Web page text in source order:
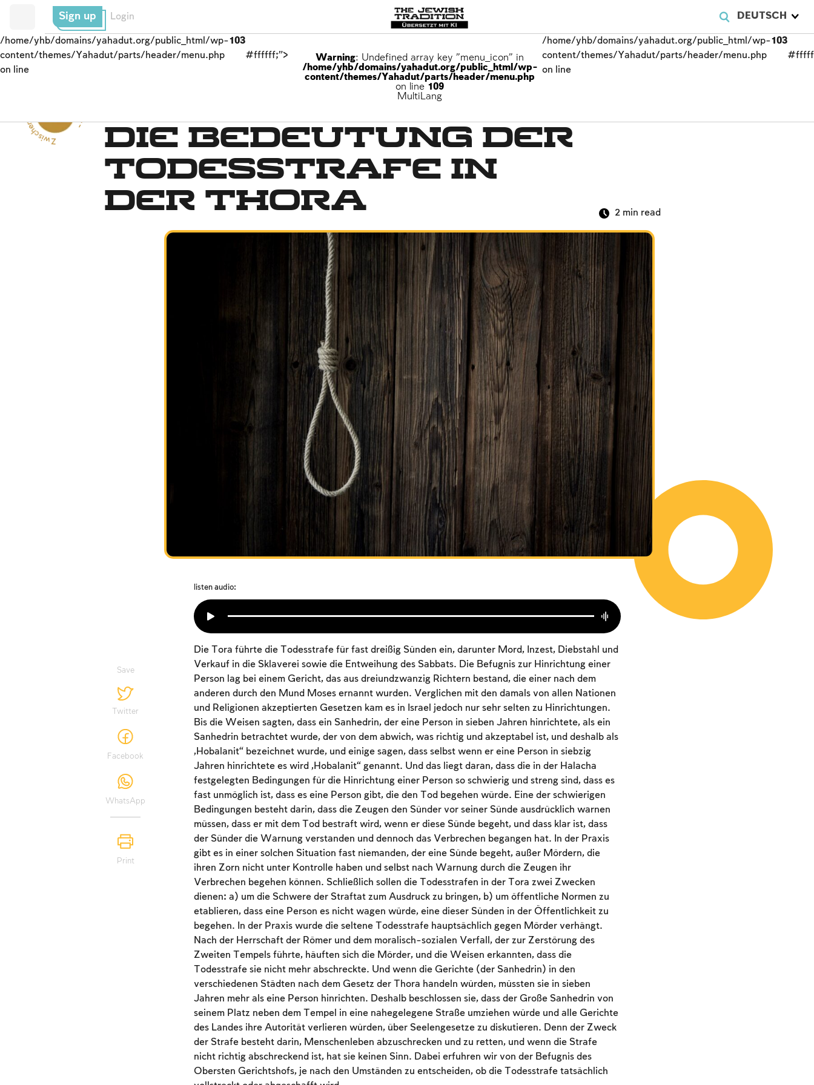
DEUTSCH
Sign up Login
/home/yhb/domains/yahadut.org/public_html/wp-
content/themes/Yahadut/parts/header/menu.php
on line
103
#ffffff;">
Warning: Undefined array key "menu_icon" in
/home/yhb/domains/yahadut.org/public_html/wp-
content/themes/Yahadut/parts/header/menu.php
on line 109
MultiLang
/home/yhb/domains/yahadut.org/public_html/wp-
content/themes/Yahadut/parts/header/menu.php
on line
103
Zwischenmenschliche Beziehungen -- Die Bedeutung der
Todesstrafe in
der Thora
2 min read
listen audio:
Save
Twitter
Facebook
WhatsApp
Print
Die Tora führte die Todesstrafe für fast dreißig Sünden ein, darunter Mord, Inzest, Diebstahl und
Verkauf in die Sklaverei sowie die Entweihung des Sabbats. Die Befugnis zur Hinrichtung einer
Person lag bei einem Gericht, das aus dreiundzwanzig Richtern bestand, die einer nach dem
anderen durch den Mund Moses ernannt wurden. Verglichen mit den damals von allen Nationen
und Religionen akzeptierten Gesetzen kam es in Israel jedoch nur sehr selten zu Hinrichtungen.
Bis die Weisen sagten, dass ein Sanhedrin, der eine Person in sieben Jahren hinrichtete, als ein
Sanhedrin betrachtet wurde, der von dem abwich, was richtig und akzeptabel ist, und deshalb als
„Hobalanit“ bezeichnet wurde, und einige sagen, dass selbst wenn er eine Person in siebzig
Jahren hinrichtete es wird „Hobalanit“ genannt. Und das liegt daran, dass die in der Halacha
festgelegten Bedingungen für die Hinrichtung einer Person so schwierig und streng sind, dass es
fast unmöglich ist, dass es eine Person gibt, die den Tod begehen würde. Eine der schwierigen
Bedingungen besteht darin, dass die Zeugen den Sünder vor seiner Sünde ausdrücklich warnen
müssen, dass er mit dem Tod bestraft wird, wenn er diese Sünde begeht, und dass klar ist, dass
der Sünder die Warnung verstanden und dennoch das Verbrechen begangen hat. In der Praxis
gibt es in einer solchen Situation fast niemanden, der eine Sünde begeht, außer Mördern, die
ihren Zorn nicht unter Kontrolle haben und selbst nach Warnung durch die Zeugen ihr
Verbrechen begehen können. Schließlich sollen die Todesstrafen in der Tora zwei Zwecken
dienen: a) um die Schwere der Straftat zum Ausdruck zu bringen, b) um öffentliche Normen zu
etablieren, dass eine Person es nicht wagen würde, eine dieser Sünden in der Öffentlichkeit zu
begehen. In der Praxis wurde die seltene Todesstrafe hauptsächlich gegen Mörder verhängt.
Nach der Herrschaft der Römer und dem moralisch-sozialen Verfall, der zur Zerstörung des
Zweiten Tempels führte, häuften sich die Mörder, und die Weisen erkannten, dass die
Todesstrafe sie nicht mehr abschreckte. Und wenn die Gerichte (der Sanhedrin) in den
verschiedenen Städten nach dem Gesetz der Thora handeln würden, müssten sie in sieben
Jahren mehr als eine Person hinrichten. Deshalb beschlossen sie, dass der Große Sanhedrin von
seinem Platz neben dem Tempel in eine nahegelegene Straße umziehen würde und alle Gerichte
des Landes ihre Autorität verlieren würden, über Seelengesetze zu diskutieren. Denn der Zweck
der Strafe besteht darin, Menschenleben abzuschrecken und zu retten, und wenn die Strafe
nicht richtig abschreckend ist, hat sie keinen Sinn. Dabei erfuhren wir von der Befugnis des
Obersten Gerichtshofs, je nach den Umständen zu entscheiden, ob die Todesstrafe tatsächlich
Account required
To mark concepts as learned, you'll need to create
an account or log in.
Sign up Login